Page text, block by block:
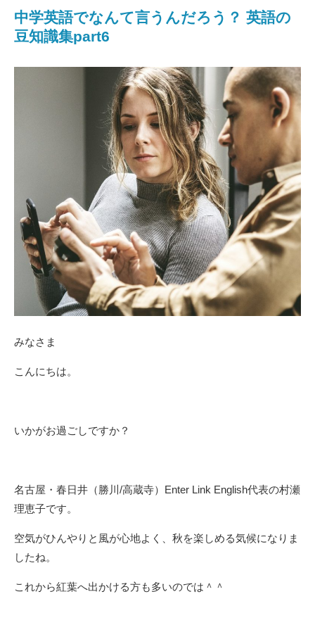
中学英語でなんて言うんだろう？ 英語の
豆知識集part6
みなさま
こんにちは。
いかがお過ごしですか？
名古屋・春日井（勝川/高蔵寺）Enter Link English代表の村瀬
理恵子です。
空気がひんやりと風が心地よく、秋を楽しめる気候になりま
したね。
これから紅葉へ出かける方も多いのでは＾＾